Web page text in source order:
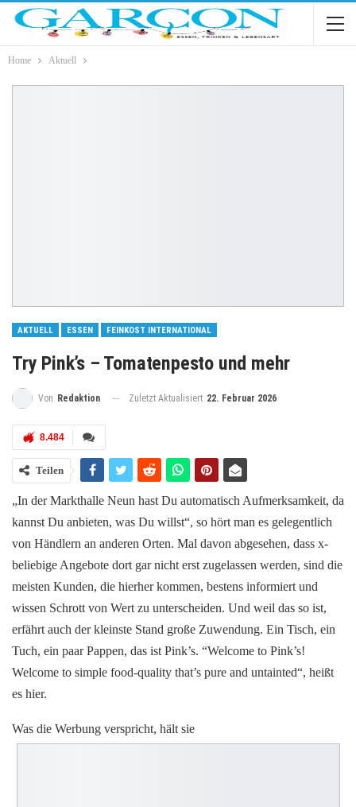
Home Aktuell
AKTUELL ESSEN FEINKOST INTERNATIONAL
Try Pink’s – Tomatenpesto und mehr
Von Redaktion Zuletzt Aktualisiert 22. Februar 2026
8.484
Teilen
„In der Markthalle Neun hast Du automatisch Aufmerksamkeit, da
kannst Du anbieten, was Du willst“, so hört man es gelegentlich
von Händlern an anderen Orten. Mal davon abgesehen, dass x-
beliebige Angebote dort gar nicht erst zugelassen werden, sind die
meisten Kunden, die hierher kommen, bestens informiert und
wissen Schrott von Wert zu unterscheiden. Und weil das so ist,
erfährt auch der kleinste Stand große Zuwendung. Ein Tisch, ein
Tuch, ein paar Pappen, das ist Pink’s. “Welcome to Pink’s!
Welcome to simple food-quality that’s pure and untainted“, heißt
es hier.
Was die Werbung verspricht, hält sie